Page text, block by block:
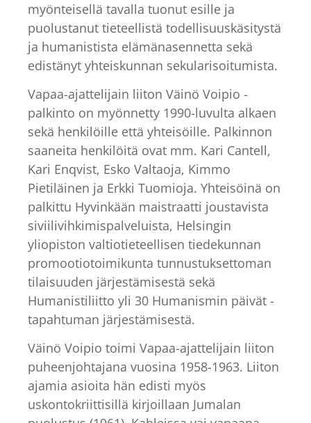
myönteisellä tavalla tuonut esille ja
puolustanut tieteellistä todellisuuskäsitystä
ja humanistista elämänasennetta sekä
edistänyt yhteiskunnan sekularisoitumista.
Vapaa-ajattelijain liiton Väinö Voipio -
palkinto on myönnetty 1990-luvulta alkaen
sekä henkilöille että yhteisöille. Palkinnon
saaneita henkilöitä ovat mm. Kari Cantell,
Kari Enqvist, Esko Valtaoja, Kimmo
Pietiläinen ja Erkki Tuomioja. Yhteisöinä on
palkittu Hyvinkään maistraatti joustavista
siviilivihkimispalveluista, Helsingin
yliopiston valtiotieteellisen tiedekunnan
promootiotoimikunta tunnustuksettoman
tilaisuuden järjestämisestä sekä
Humanistiliitto yli 30 Humanismin päivät -
tapahtuman järjestämisestä.
Väinö Voipio toimi Vapaa-ajattelijain liiton
puheenjohtajana vuosina 1958-1963. Liiton
ajamia asioita hän edisti myös
uskontokriittisillä kirjoillaan Jumalan